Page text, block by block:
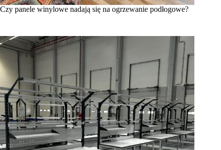
Czy panele winylowe nadają się na ogrzewanie podłogowe?